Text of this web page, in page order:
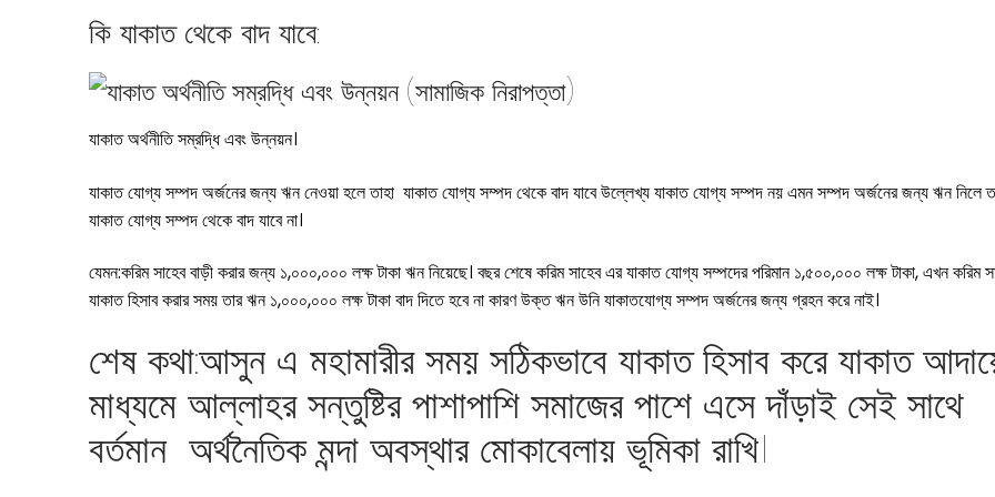
কি যাকাত থেকে বাদ যাবে:
যাকাত অর্থনীতি সম্রদ্ধি এবং উন্নয়ন।
যাকাত যোগ্য সম্পদ অর্জনের জন্য ঋন নেওয়া হলে তাহা যাকাত যোগ্য সম্পদ থেকে বাদ যাবে উল্লেখ্য যাকাত যোগ্য সম্পদ নয় এমন সম্পদ অর্জনের জন্য ঋন নিলে
যাকাত যোগ্য সম্পদ থেকে বাদ যাবে না।
যেমন:করিম সাহেব বাড়ী করার জন্য ১,০০০,০০০ লক্ষ টাকা ঋন নিয়েছে। বছর শেষে করিম সাহেব এর যাকাত যোগ্য সম্পদের পরিমান ১,৫০০,০০০ লক্ষ টাকা, এখন করিম
যাকাত হিসাব করার সময় তার ঋন ১,০০০,০০০ লক্ষ টাকা বাদ দিতে হবে না কারণ উক্ত ঋন উনি যাকাতযোগ্য সম্পদ অর্জনের জন্য গ্রহন করে নাই।
শেষ কথা:আসুন এ মহামারীর সময় সঠিকভাবে যাকাত হিসাব করে যাকাত
মাধ্যমে আল্লাহর সন্তুষ্টির পাশাপাশি সমাজের পাশে এসে দাঁড়াই সেই সাথে
বর্তমান অর্থনৈতিক মন্দা অবস্থার মোকাবেলায় ভূমিকা রাখি।